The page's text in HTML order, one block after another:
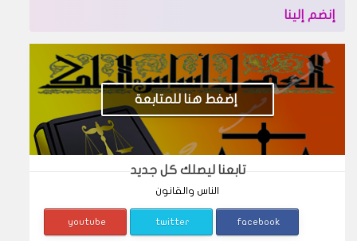
إنضم إلينا
إضغط هنا للمتابعة
تابعنا ليصلك كل جديد
الناس والقانون
facebook
twitter
youtube